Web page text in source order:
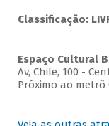
Classificação:
Espaço Cultural
Av, Chile, 100 -
Próximo ao metrô